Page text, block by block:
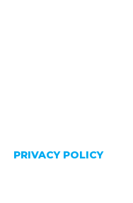
PRIVACY POLICY